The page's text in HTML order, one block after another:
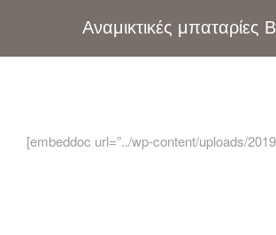
Αναμικτικές μπαταρίες
[embeddoc url=”../wp-content/uploads/